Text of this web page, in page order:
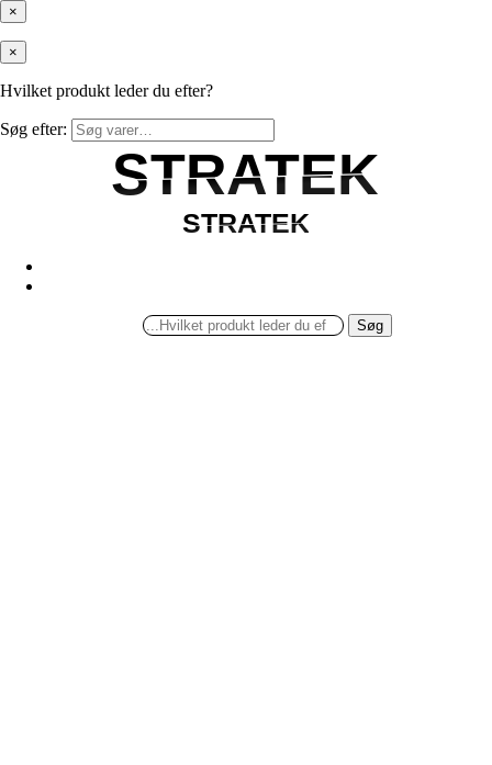
×
×
Hvilket produkt leder du efter?
Søg efter:
STRATEK
STRATEK
STRATEK
STRATEK
Søg